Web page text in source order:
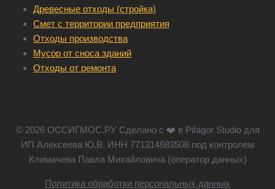
Древесные отходы (стройка)
Смет с территории предприятия
Отходы производства
Мусор от сноса зданий
Отходы от ремонта
© 2026 ОССИГМОС.РУ Сделано с ❤️ в Pifagor Studio для
ИП Алексеева Ю.В. ИНН 771314683508 под контролем
Климачева Павла Михайловича (оператор данных)
Политика обработки персональных данных